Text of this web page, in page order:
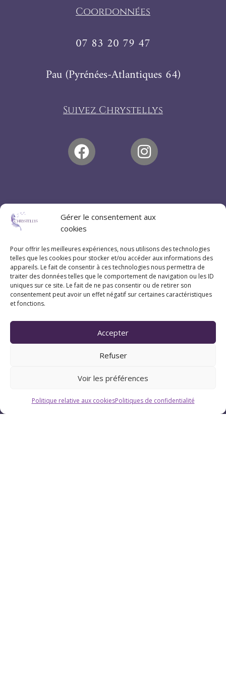
Gérer le consentement aux
cookies
Pour offrir les meilleures expériences, nous utilisons des technologies
telles que les cookies pour stocker et/ou accéder aux informations des
appareils. Le fait de consentir à ces technologies nous permettra de
traiter des données telles que le comportement de navigation ou les ID
uniques sur ce site. Le fait de ne pas consentir ou de retirer son
consentement peut avoir un effet négatif sur certaines caractéristiques
et fonctions.
Accepter
Refuser
Voir les préférences
Politique relative aux cookiesPolitiques de confidentialité
Coordonnées
07 83 20 79 47
Pau (Pyrénées-Atlantiques 64)
Suivez Chrystellys
Horaires
Du lundi au vendredi : 9h-12h / 13h-18h
Le samedi : 9h-12h